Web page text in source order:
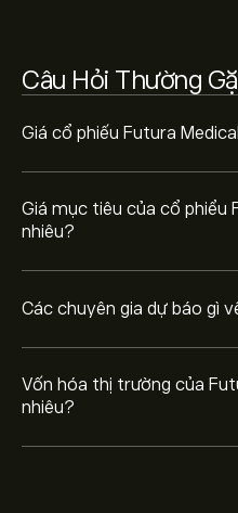
Câu Hỏi Thường
Giá cổ phiếu Futura
Giá mục tiêu của cổ phiểu
nhiêu?
Các chuyên gia dự báo gì
Vốn hóa thị trường của
nhiêu?